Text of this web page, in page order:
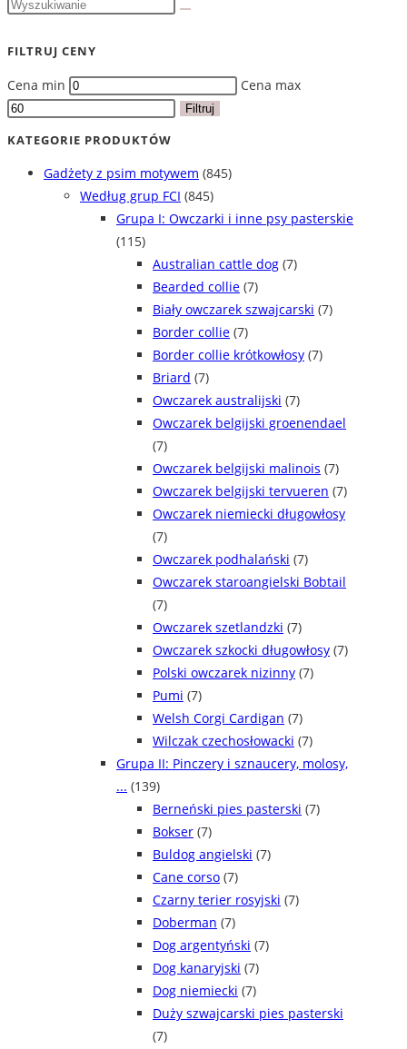
FILTRUJ CENY
Cena min Cena max
Filtruj
KATEGORIE PRODUKTÓW
Gadżety z psim motywem (845)
Według grup FCI (845)
Grupa I: Owczarki i inne psy pasterskie
(115)
Australian cattle dog (7)
Bearded collie (7)
Biały owczarek szwajcarski (7)
Border collie (7)
Border collie krótkowłosy (7)
Briard (7)
Owczarek australijski (7)
Owczarek belgijski groenendael
(7)
Owczarek belgijski malinois (7)
Owczarek belgijski tervueren (7)
Owczarek niemiecki długowłosy
(7)
Owczarek podhalański (7)
Owczarek staroangielski Bobtail
(7)
Owczarek szetlandzki (7)
Owczarek szkocki długowłosy (7)
Polski owczarek nizinny (7)
Pumi (7)
Welsh Corgi Cardigan (7)
Wilczak czechosłowacki (7)
Grupa II: Pinczery i sznaucery, molosy,
... (139)
Berneński pies pasterski (7)
Bokser (7)
Buldog angielski (7)
Cane corso (7)
Czarny terier rosyjski (7)
Doberman (7)
Dog argentyński (7)
Dog kanaryjski (7)
Dog niemiecki (7)
Duży szwajcarski pies pasterski
(7)